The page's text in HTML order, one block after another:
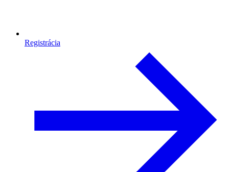
Registrácia